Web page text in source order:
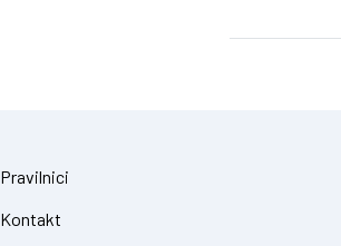
Pravilnici
Kontakt